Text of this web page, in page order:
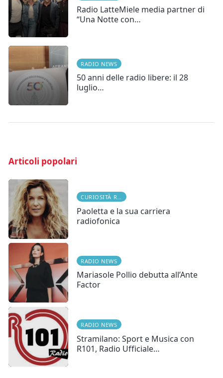
Radio LatteMiele media partner di
“Una Notte con…
RADIO NEWS
50 anni delle radio libere: il 28
luglio…
Articoli popolari
CURIOSITÀ RADIOFONICHE
Paoletta e la sua carriera
radiofonica
RADIO NEWS
Mariasole Pollio debutta all’Ante
Factor
RADIO NEWS
Stramilano: Sport e Musica con
R101, Radio Ufficiale…